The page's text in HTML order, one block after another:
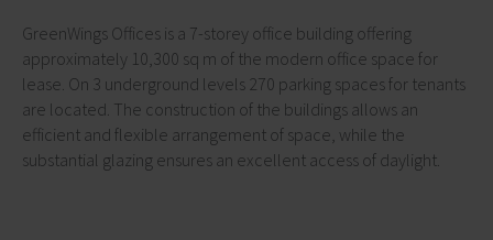
GreenWings Offices is a 7-storey office building offering
approximately 10,300 sq m of the modern office space for
lease. On 3 underground levels 270 parking spaces for tenants
are located. The construction of the buildings allows an
efficient and flexible arrangement of space, while the
substantial glazing ensures an excellent access of daylight.